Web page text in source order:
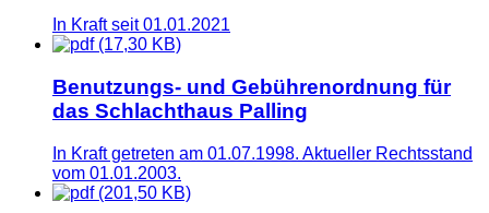
In Kraft seit 01.01.2021
(17,30 KB)
Benutzungs- und Gebührenordnung für
das Schlachthaus Palling
In Kraft getreten am 01.07.1998. Aktueller Rechtsstand
vom 01.01.2003.
(201,50 KB)